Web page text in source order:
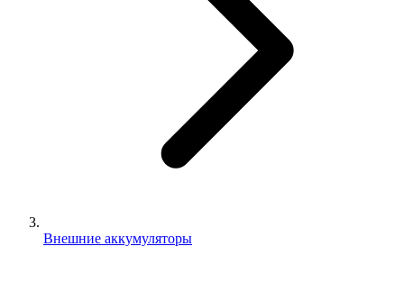
Внешние аккумуляторы